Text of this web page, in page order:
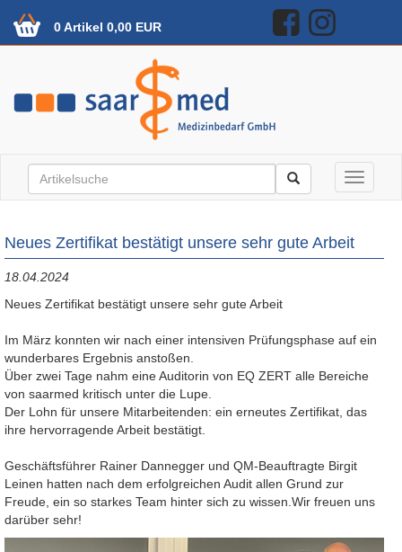
0 Artikel 0,00 EUR
Toggle
Neues Zertifikat bestätigt unsere sehr gute Arbeit
18.04.2024
Neues Zertifikat bestätigt unsere sehr gute Arbeit
Im März konnten wir nach einer intensiven Prüfungsphase auf ein
wunderbares Ergebnis anstoßen.
Über zwei Tage nahm eine Auditorin von EQ ZERT alle Bereiche
von saarmed kritisch unter die Lupe.
Der Lohn für unsere Mitarbeitenden: ein erneutes Zertifikat, das
ihre hervorragende Arbeit bestätigt.
Geschäftsführer Rainer Dannegger und QM-Beauftragte Birgit
Leinen hatten nach dem erfolgreichen Audit allen Grund zur
Freude, ein so starkes Team hinter sich zu wissen.Wir freuen uns
darüber sehr!